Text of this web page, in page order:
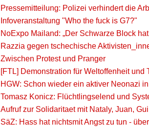
Pressemitteilung: Polizei verhindert die
Infoveranstaltung "Who the fuck is G7?"
NoExpo Mailand: „Der Schwarze Block
Razzia gegen tschechische
Zwischen Protest und Pranger
[FTL] Demonstration für Weltoffenheit und
HGW: Schon wieder ein aktiver Neonazi
Tomasz Konicz: Flüchtlingselend und
Aufruf zur Solidaritaet mit Nataly, Juan,
SäZ: Hass hat nichtsmit Angst zu tun -